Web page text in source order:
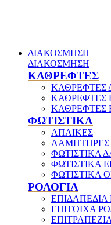
ΔΙΑΚΟΣΜΗΣΗ
ΔΙΑΚΟΣΜΗΣΗ
ΚΑΘΡΕΦΤΕΣ
ΚΑΘΡΕΦΤΕΣ
ΚΑΘΡΕΦΤΕΣ
ΚΑΘΡΕΦΤΕΣ
ΦΩΤΙΣΤΙΚΑ
ΑΠΛΙΚΕΣ
ΛΑΜΠΤΗΡΕΣ
ΦΩΤΙΣΤΙΚΑ
ΦΩΤΙΣΤΙΚΑ
ΦΩΤΙΣΤΙΚΑ
ΡΟΛΟΓΙΑ
ΕΠΙΔΑΠΕΔΙΑ
ΕΠΙΤΟΙΧΑ